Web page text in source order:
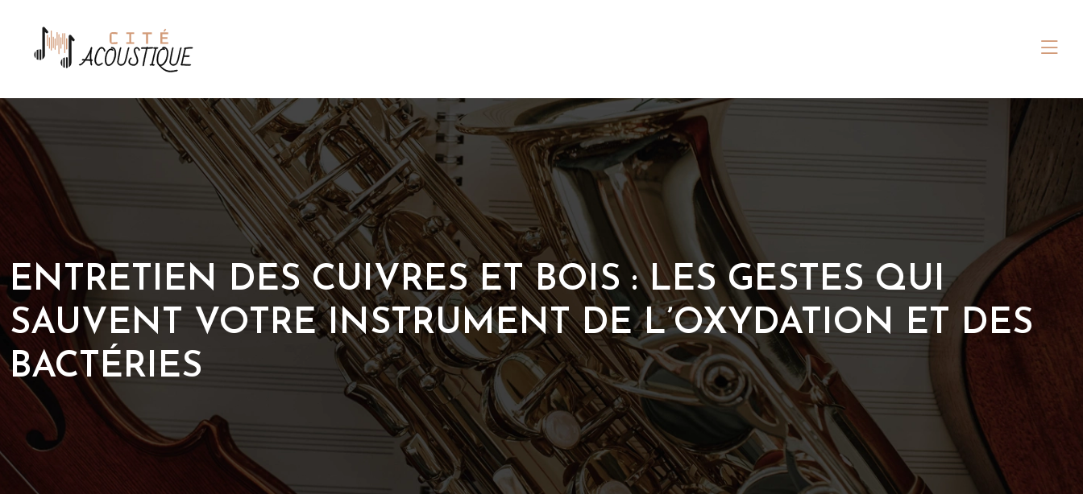
ENTRETIEN DES CUIVRES ET BOIS : LES GESTES QUI
SAUVENT VOTRE INSTRUMENT DE L’OXYDATION ET DES
BACTÉRIES